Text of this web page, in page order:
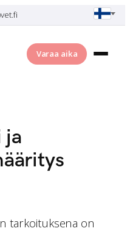
Varaa aika
ja
tarkoituksena on